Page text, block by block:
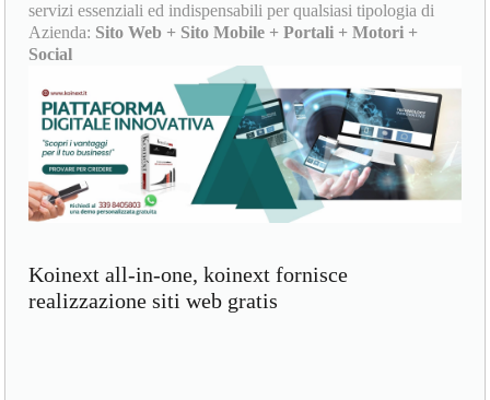
servizi essenziali ed indispensabili per qualsiasi tipologia di
Azienda: Sito Web + Sito Mobile + Portali + Motori +
Social
Koinext all-in-one, koinext fornisce
realizzazione siti web gratis